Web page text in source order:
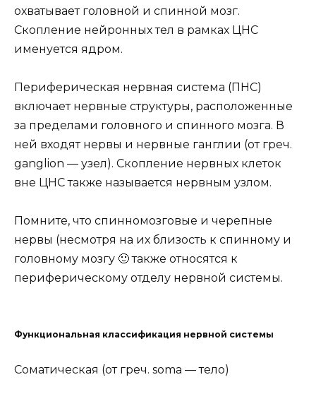
охватывает головной и спинной мозг.
Скопление нейронных тел в рамках ЦНС
именуется ядром.
Периферическая нервная система (ПНС)
включает нервные структуры, расположенные
за пределами головного и спинного мозга. В
ней входят нервы и нервные ганглии (от греч.
ganglion — узел). Скопление нервных клеток
вне ЦНС также называется нервным узлом.
Помните, что спинномозговые и черепные
нервы (несмотря на их близость к спинному и
головному мозгу 🙂 также относятся к
периферическому отделу нервной системы.
Функциональная классификация нервной системы
Соматическая (от греч. soma — тело)